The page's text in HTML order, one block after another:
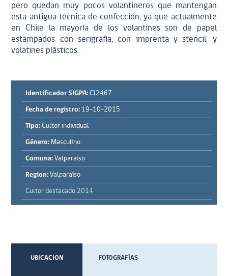
pero quedan muy pocos volantineros que mantengan
esta antigua técnica de confección, ya que actualmente
en Chile la mayoría de los volantines son de papel
estampados con serigrafía, con imprenta y stencil, y
volatines plásticos.
Identificador SIGPA: CI2467
Fecha de registro: 19-10-2015
Tipo: Cultor individual
Género: Masculino
Comuna: Valparaíso
Region: Valparaíso
Cultor destacado 2014
UBICACION FOTOGRAFÍAS